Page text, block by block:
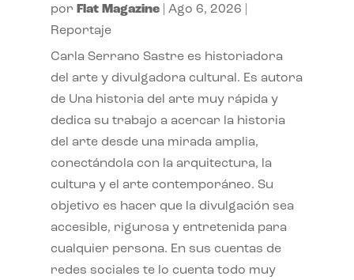
por Flat Magazine| Ago 6, 2026
Reportaje
Carla Serrano Sastre es historiadora
del arte y divulgadora cultural. Es autora
de Una historia del arte muy rápida y
dedica su trabajo a acercar la historia
del arte desde una mirada amplia,
conectándola con la arquitectura, la
cultura y el arte contemporáneo. Su
objetivo es hacer que la divulgación sea
accesible, rigurosa y entretenida para
cualquier persona. En sus cuentas de
redes sociales te lo cuenta todo muy